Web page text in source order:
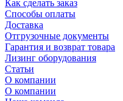
Как сделать заказ
Способы оплаты
Доставка
Отгрузочные документы
Гарантия и возврат товара
Лизинг оборудования
Статьи
О компании
О компании